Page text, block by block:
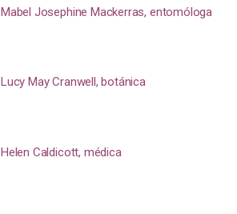
Mabel Josephine Mackerras, entomóloga
Lucy May Cranwell, botánica
Helen Caldicott, médica